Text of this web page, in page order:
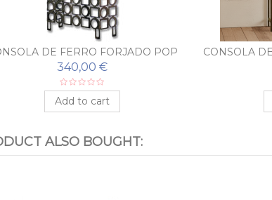
DE FERRO FORJADO POP
COM ESPELHO
340,00 €
Add to cart
CONSOLA
ALSO BOUGHT: